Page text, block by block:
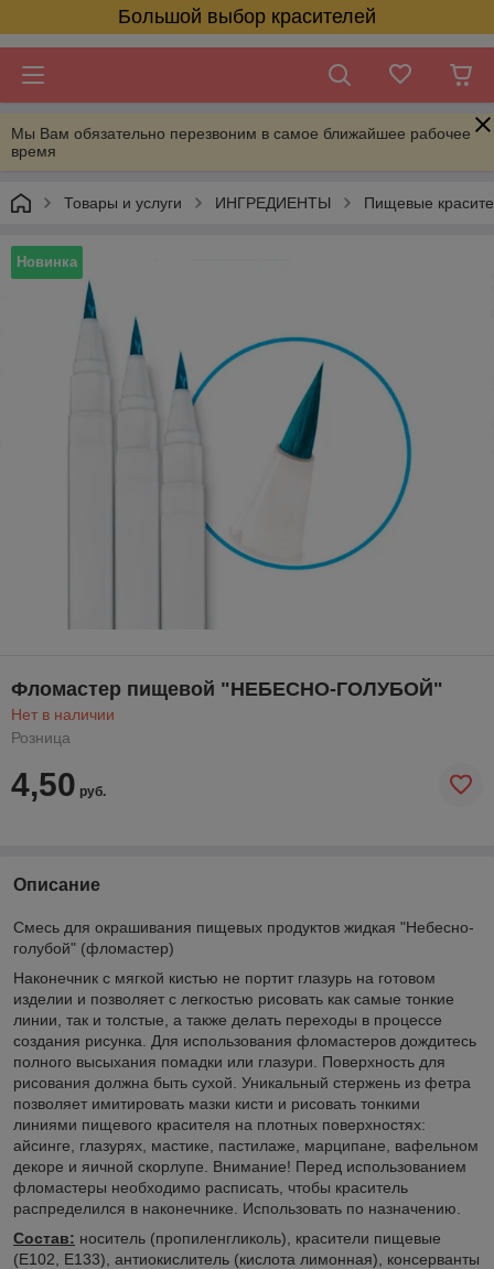
Большой выбор красителей
Мы Вам обязательно перезвоним в самое ближайшее рабочее
время
Товары и услуги ИНГРЕДИЕНТЫ Пищевые
Новинка
Фломастер пищевой "НЕБЕСНО-ГОЛУБОЙ"
Нет в наличии
Розница
4,50 руб.
Описание
Смесь для окрашивания пищевых продуктов жидкая "Небесно-
голубой" (фломастер)
Наконечник с мягкой кистью не портит глазурь на готовом
изделии и позволяет с легкостью рисовать как самые тонкие
линии, так и толстые, а также делать переходы в процессе
создания рисунка. Для использования фломастеров дождитесь
полного высыхания помадки или глазури. Поверхность для
рисования должна быть сухой. Уникальный стержень из фетра
позволяет имитировать мазки кисти и рисовать тонкими
линиями пищевого красителя на плотных поверхностях:
айсинге, глазурях, мастике, пастилаже, марципане, вафельном
декоре и яичной скорлупе. Внимание! Перед использованием
фломастеры необходимо расписать, чтобы краситель
распределился в наконечнике. Использовать по назначению.
Состав: носитель (пропиленгликоль), красители пищевые
(Е102, Е133), антиокислитель (кислота лимонная), консерванты